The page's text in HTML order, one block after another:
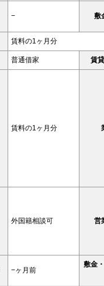
− 敷
賃料の1ヶ月分
普通借家 賃
賃料の1ヶ月分
外国籍相談可 営
−ヶ月前
敷金